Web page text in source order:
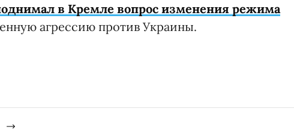
в Кремле вопрос изменения режима
агрессию против Украины.